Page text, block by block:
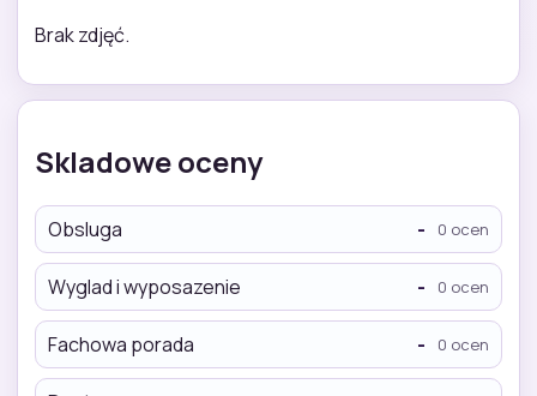
Brak zdjęć.
Skladowe oceny
Obsluga - 0 ocen
Wyglad i wyposazenie - 0 ocen
Fachowa porada - 0 ocen